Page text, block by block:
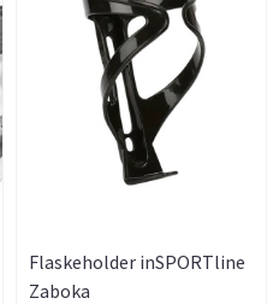
Flaskeholder inSPORTline
Zaboka